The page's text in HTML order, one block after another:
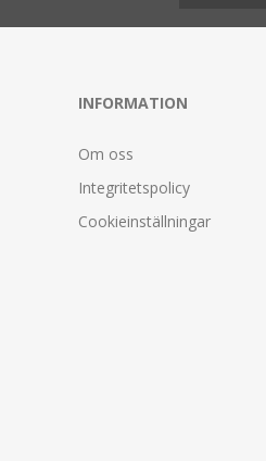
INFORMATION
Om oss
Integritetspolicy
Cookieinställningar